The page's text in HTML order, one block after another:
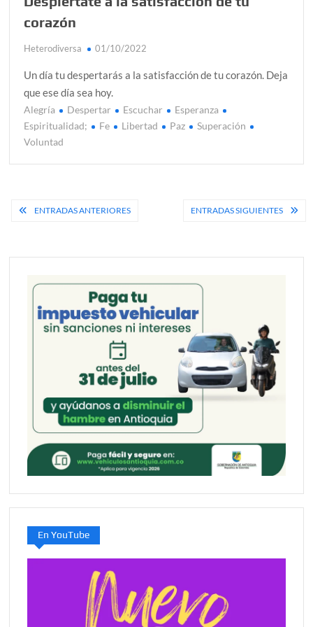
corazón
Heterodiversa 01/10/2022
Un día tu despertarás a la satisfacción de tu corazón. Deja
que ese día sea hoy.
Alegría Despertar Escuchar
Esperanza
Espiritualidad;
Fe Libertad Paz
Superación
Voluntad
a
Navegación
entradas
ENTRADAS ANTERIORES ENTRADAS SIGUIENTES
En YouTube